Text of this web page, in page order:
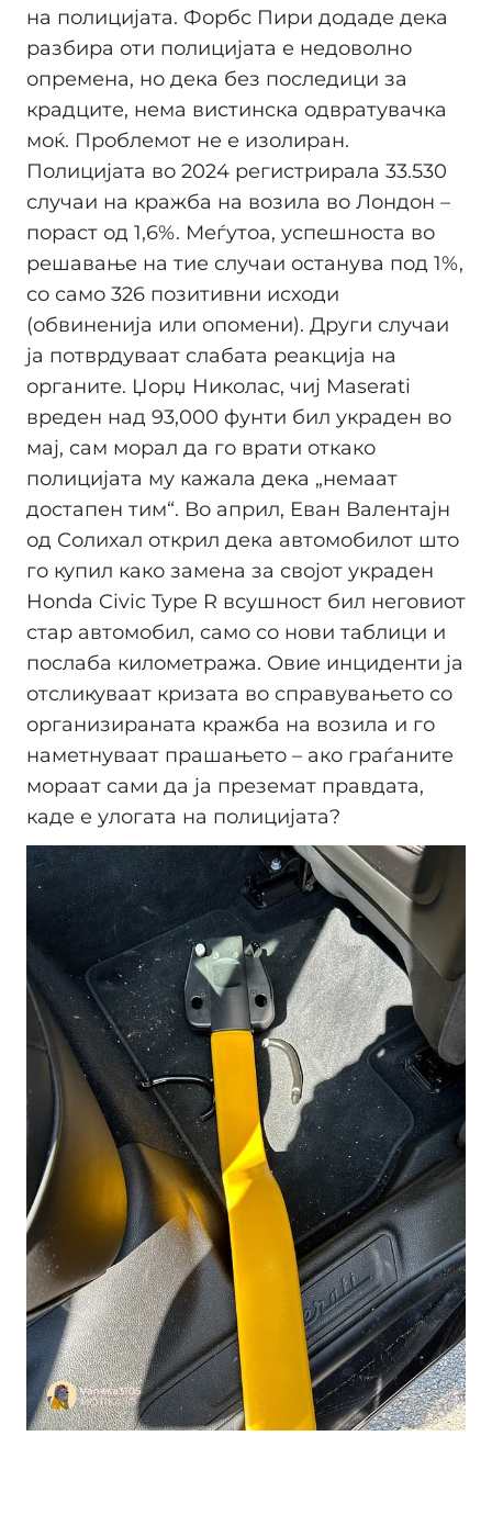
на полицијата. Форбс Пири додаде дека
разбира оти полицијата е недоволно
опремена, но дека без последици за
крадците, нема вистинска одвратувачка
моќ. Проблемот не е изолиран.
Полицијата во 2024 регистрирала 33.530
случаи на кражба на возила во Лондон –
пораст од 1,6%. Меѓутоа, успешноста во
решавање на тие случаи останува под 1%,
со само 326 позитивни исходи
(обвиненија или опомени). Други случаи
ја потврдуваат слабата реакција на
органите. Џорџ Николас, чиј Maserati
вреден над 93,000 фунти бил украден во
мај, сам морал да го врати откако
полицијата му кажала дека „немаат
достапен тим“. Во април, Евaн Валентајн
од Солихал открил дека автомобилот што
го купил како замена за својот украден
Honda Civic Type R всушност бил неговиот
стар автомобил, само со нови таблици и
послаба километража. Овие инциденти ја
отсликуваат кризата во справувањето со
организираната кражба на возила и го
наметнуваат прашањето – ако граѓаните
мораат сами да ја преземат правдата,
каде е улогата на полицијата?